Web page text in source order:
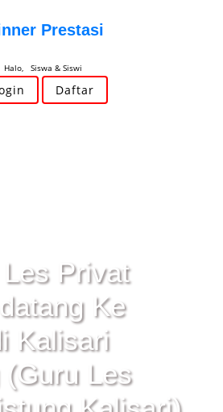
Halo, Siswa & Siswi
Daftar
Privat
Ke
Kalisari
(Guru Les